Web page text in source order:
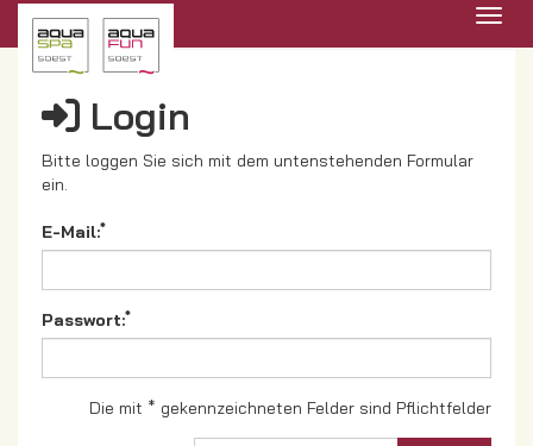
Login
Bitte loggen Sie sich mit dem untenstehenden Formular
ein.
E-Mail:*
Passwort:*
Die mit * gekennzeichneten Felder sind Pflichtfelder